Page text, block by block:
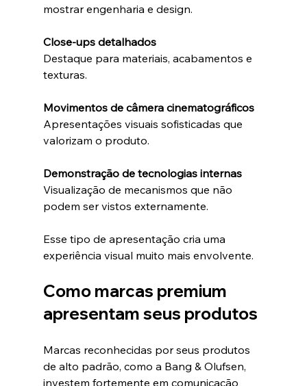
mostrar engenharia e design.
Close-ups detalhados
Destaque para materiais, acabamentos e
texturas.
Movimentos de câmera cinematográficos
Apresentações visuais sofisticadas que
valorizam o produto.
Demonstração de tecnologias internas
Visualização de mecanismos que não
podem ser vistos externamente.
Esse tipo de apresentação cria uma
experiência visual muito mais envolvente.
Como marcas premium
apresentam seus produtos
Marcas reconhecidas por seus produtos
de alto padrão, como a Bang & Olufsen,
investem fortemente em comunicação